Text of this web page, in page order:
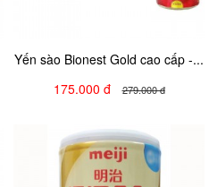
Yến sào Bionest Gold cao cấp -...
175.000 đ
279.000 đ